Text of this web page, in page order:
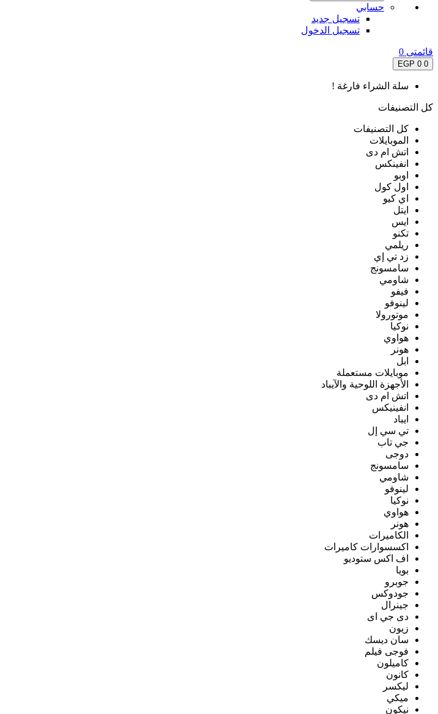
حسابي
تسجيل جديد
تسجيل الدخول
قائمتى 0
0
0 EGP
سلة الشراء فارغة !
كل التصنيفات
كل التصنيفات
الموبايلات
اتش ام دى
انفينكس
اوبو
اول كول
اي كيو
ايتل
ايس
تكنو
ريلمي
زد تي إي
سامسونج
شاومي
فيفو
لينوفو
موتورولا
نوكيا
هواوي
هونر
ابل
موبايلات مستعملة
الأجهزة اللوحية والآيباد
اتش ام دى
انفينيكس
ايباد
تي سي إل
جي تاب
دوجى
سامسونج
شاومي
لينوفو
نوكيا
هواوي
هونر
الكاميرات
اكسسوارات كاميرات
اف اكس ستوديو
بويا
جوبرو
جودوكس
جينرال
دى جي اى
زيون
سان ديسك
فوجى فيلم
كاميلون
كانون
ليكسر
ميكي
نيكون